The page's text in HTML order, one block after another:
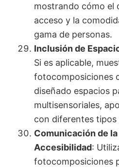
mostrando cómo el
acceso y la
gama de personas.
Inclusión de
Si es aplicable,
fotocomposiciones
diseñado espacios
multisensoriales,
con diferentes tipos
Comunicación de
Accesibilidad:
fotocomposiciones